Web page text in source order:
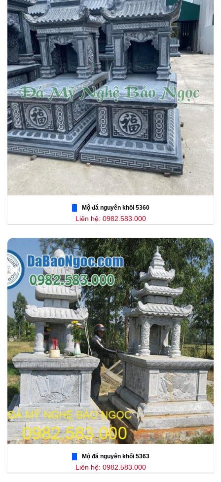
Mộ đá nguyên khối 5360
Liên hệ: 0982.583.000
Mộ đá nguyên khối 5363
Liên hệ: 0982.583.000